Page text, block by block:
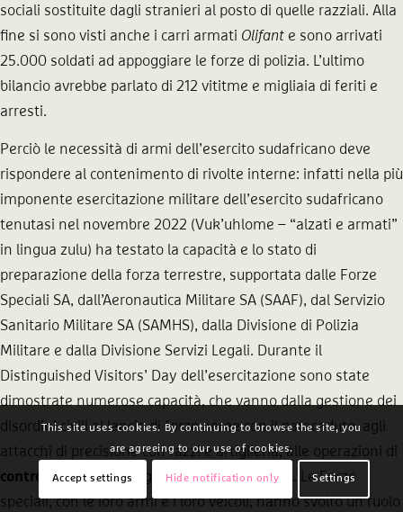
sociali sostituite dagli stranieri al posto di quelle razziali. Alla
fine si sono visti anche i carri armati Olifant e sono arrivati
25.000 soldati ad appoggiare le forze di polizia. L’ultimo
bilancio avrebbe parlato di 212 vititme e migliaia di feriti e
arresti.
Perciò le necessità di armi dell’esercito sudafricano deve
rispondere al contenimento di rivolte interne: infatti nella più
imponente esercitazione militare dell’esercito sudafricano
tenutasi nel novembre 2022 (Vuk’uhlome – “alzati e armati”
in lingua zulu) ha testato la capacità e lo stato di
preparazione della forza terrestre, supportata dalle Forze
Speciali SA, dall’Aeronautica Militare SA (SAAF), dal Servizio
Sanitario Militare SA (SAMHS), dalla Divisione di Polizia
Militare e dalla Divisione Servizi Legali. Durante il
Distinguished Visitors’ Day dell’esercitazione sono state
dimostrate numerose capacità, che vanno dalla gestione dei
disordini civili al lancio di forze aeree con il paracadute, agli
attacchi di precisione con razzi e artiglieria, alle operazioni di
controinsurrezione, agli attacchi di fanteria… Le Forze
speciali, con le loro armi e i loro veicoli, hanno svolto un ruolo
This site uses cookies. By continuing to browse the site, you
are agreeing to our use of cookies.
Accept settings Hide notification only Settings